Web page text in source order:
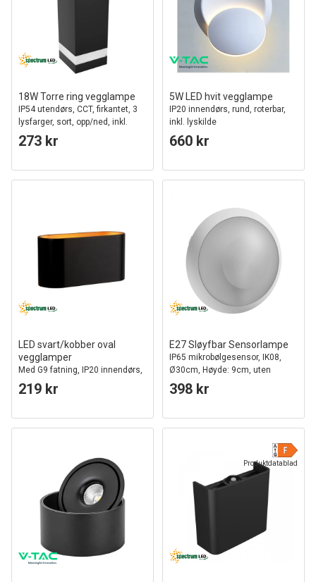
18W Torre ring vegglampe
IP54 utendørs, CCT, firkantet, 3
lysfarger, sort, opp/ned, inkl.
lyskilde
273 kr
5W LED hvit vegglampe
IP20 innendørs, rund, roterbar,
inkl. lyskilde
660 kr
LED svart/kobber oval
vegglamper
Med G9 fatning, IP20 innendørs,
230V, uten lyskilde
219 kr
E27 Sløyfbar Sensorlampe
IP65 mikrobølgesensor, IK08,
Ø30cm, Høyde: 9cm, uten
lyskilde
398 kr
Produktdatablad